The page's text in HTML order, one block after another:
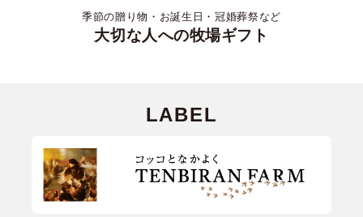
季節の贈り物・お誕生日・冠婚葬祭など
大切な人への牧場ギフト
LABEL